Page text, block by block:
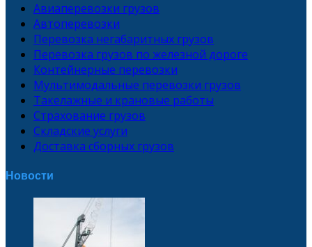
Авиаперевозки грузов
Автоперевозки
Перевозка негабаритных грузов
Перевозка грузов по железной дороге
Контейнерные перевозки
Мультимодальные перевозки грузов
Такелажные и крановые работы
Страхование грузов
Складские услуги
Доставка сборных грузов
Новости